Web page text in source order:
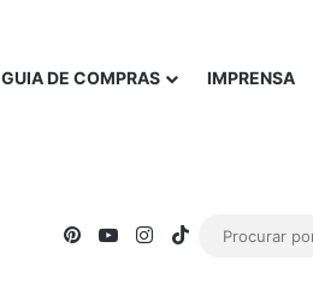
GUIA DE COMPRAS IMPRENSA
PinterestYouTubeInstagram
TikTok